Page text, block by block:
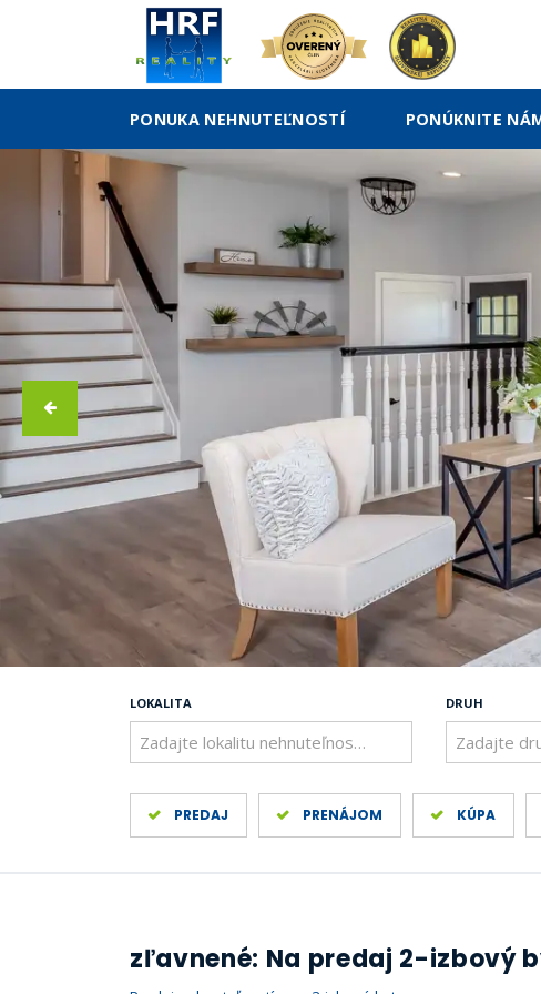
PONUKA NEHNUTEĽNOSTÍ PONÚKNITE
LOKALITA
Zadajte lokalitu nehnuteľnosti ..
DRUH
Zadajte
PREDAJ PRENÁJOM KÚPA
zľavnené: Na predaj 2-izbový